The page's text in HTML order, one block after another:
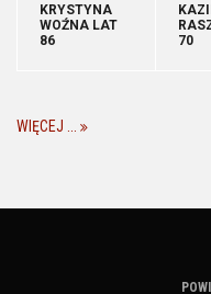
KRYSTYNA
WOŹNA LAT
86
70
WIĘCEJ ...